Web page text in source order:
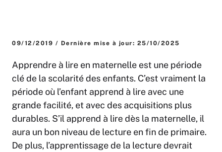
09/12/2019 / Dernière mise à jour: 25/10/2025
Apprendre à lire en maternelle est une période
clé de la scolarité des enfants. C’est vraiment la
période où l’enfant apprend à lire avec une
grande facilité, et avec des acquisitions plus
durables. S’il apprend à lire dès la maternelle, il
aura un bon niveau de lecture en fin de primaire.
De plus, l’apprentissage de la lecture devrait